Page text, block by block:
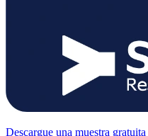
Descargue una muestra gratuita